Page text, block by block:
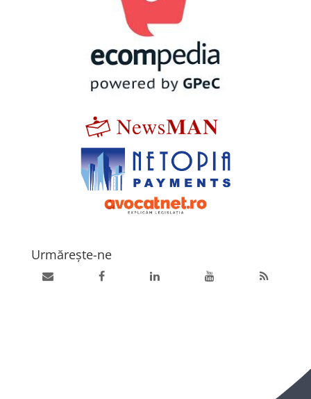
Urmărește-ne